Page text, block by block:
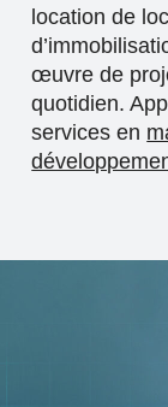
location de
œuvre de
quotidien.
services en